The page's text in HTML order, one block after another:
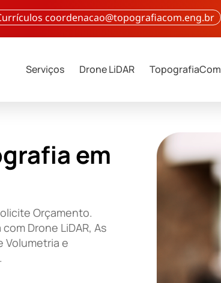
coordenacao@topografiacom.eng.br
Serviços Drone LiDAR TopografiaCom
em
Orçamento.
Drone LiDAR, As
Volumetria e